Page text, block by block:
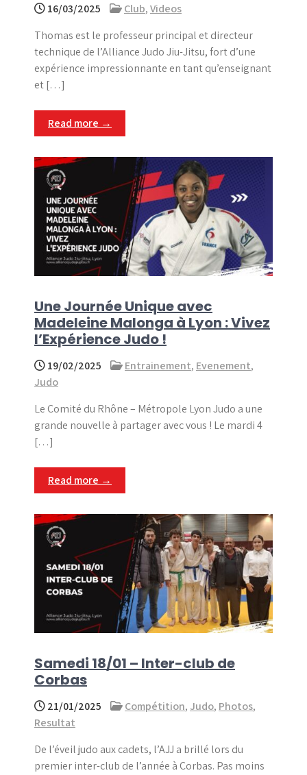
16/03/2025 Club,Videos
Thomas est le professeur principal et directeur
technique de l’Alliance Judo Jiu-Jitsu, fort d’une
expérience impressionnante en tant qu’enseignant
et […]
Read more →
Une Journée Unique avec
Madeleine Malonga à Lyon : Vivez
l’Expérience Judo !
19/02/2025 Entrainement, Evenement,
Judo
Le Comité du Rhône – Métropole Lyon Judo a une
grande nouvelle à partager avec vous ! Le mardi 4
[…]
Read more →
Samedi 18/01 – Inter-club de
Corbas
21/01/2025 Compétition, Judo, Photos,
Resultat
De l’éveil judo aux cadets, l’AJJ a brillé lors du
premier inter-club de l’année à Corbas. Pas moins